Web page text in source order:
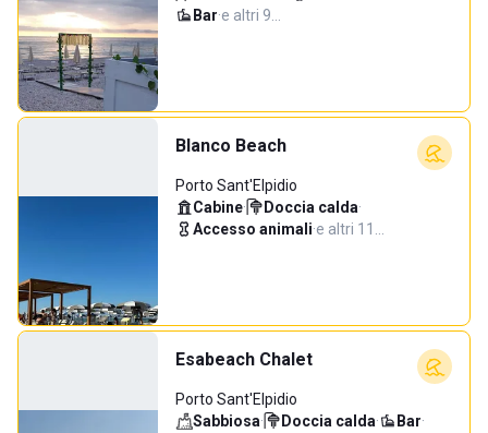
Bar·e altri 9…
Blanco Beach
Porto Sant'Elpidio
Cabine· Doccia calda·
Accesso animali·e altri 11…
Esabeach Chalet
Porto Sant'Elpidio
Sabbiosa· Doccia calda· Bar·